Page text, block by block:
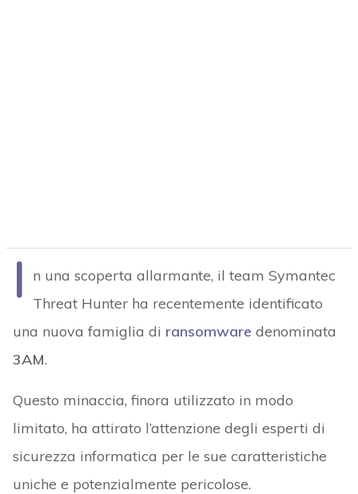
I
n una scoperta allarmante, il team Symantec
Threat Hunter ha recentemente identificato
una nuova famiglia di ransomware denominata
3AM.
Questo minaccia, finora utilizzato in modo
limitato, ha attirato l’attenzione degli esperti di
sicurezza informatica per le sue caratteristiche
uniche e potenzialmente pericolose.